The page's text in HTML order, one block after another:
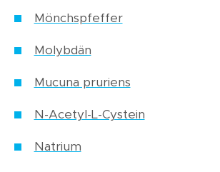
Mönchspfeffer
Molybdän
Mucuna pruriens
N-Acetyl-L-Cystein
Natrium